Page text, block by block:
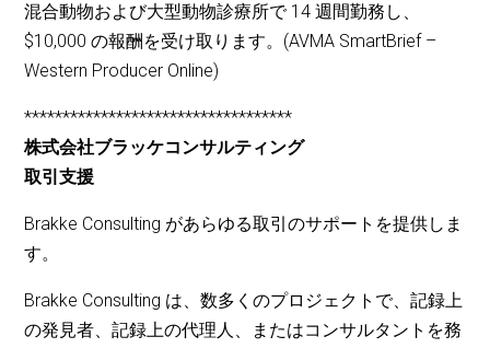
混合動物および大型動物診療所で 14 週間勤務し、
$10,000 の報酬を受け取ります。(AVMA SmartBrief –
Western Producer Online)
***********************************
株式会社ブラッケコンサルティング
取引支援
Brakke Consulting があらゆる取引のサポートを提供しま
す。
Brakke Consulting は、数多くのプロジェクトで、記録上
の発見者、記録上の代理人、またはコンサルタントを務